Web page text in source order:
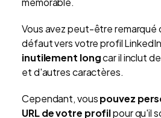
Vous avez peut-être remarqué
défaut vers votre profil
inutilement longcar il inclut
et d'autres caractères.
Cependant, vouspouvez
URL de votre profilpour qu'il